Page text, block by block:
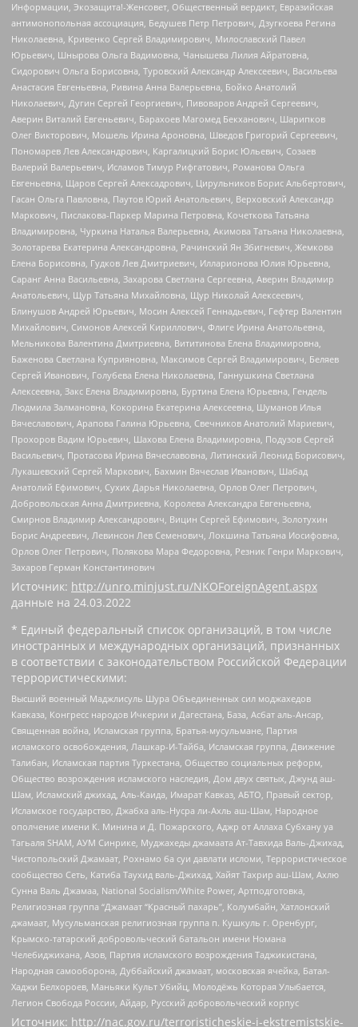
Информации, Экозащита!-Женсовет, Общественный вердикт, Евразийская
антимонопольная ассоциация, Бедушев Петр Петрович, Дзугкоева Регина
Николаевна, Кривенко Сергей Владимирович, Милославский Павел
Юрьевич, Шнырова Ольга Вадимовна, Чанышева Лилия Айратовна,
Сидорович Ольга Борисовна, Туровский Александр Алексеевич, Васильева
Анастасия Евгеньевна, Ривина Анна Валерьевна, Бойко Анатолий
Николаевич, Дугин Сергей Георгиевич, Пивоваров Андрей Сергеевич,
Аверин Виталий Евгеньевич, Барахоев Магомед Бекханович, Шарипков
Олег Викторович, Мошель Ирина Ароновна, Шведов Григорий Сергеевич,
Пономарев Лев Александрович, Каргалицкий Борис Юльевич, Созаев
Валерий Валерьевич, Исламов Тимур Рифгатович, Романова Ольга
Евгеньевна, Щаров Сергей Алексадрович, Цирульников Борис Альбертович,
Гасан Ольга Павловна, Паутов Юрий Анатольевич, Верховский Александр
Маркович, Пислакова-Паркер Марина Петровна, Кочеткова Татьяна
Владимировна, Чуркина Наталья Валерьевна, Акимова Татьяна Николаевна,
Золотарева Екатерина Александровна, Рачинский Ян Збигневич, Жемкова
Елена Борисовна, Гудков Лев Дмитриевич, Илларионова Юлия Юрьевна,
Саранг Анна Васильевна, Захарова Светлана Сергеевна, Аверин Владимир
Анатольевич, Щур Татьяна Михайловна, Щур Николай Алексеевич,
Блинушов Андрей Юрьевич, Мосин Алексей Геннадьевич, Гефтер Валентин
Михайлович, Симонов Алексей Кириллович, Флиге Ирина Анатольевна,
Мельникова Валентина Дмитриевна, Вититинова Елена Владимировна,
Баженова Светлана Куприяновна, Максимов Сергей Владимирович, Беляев
Сергей Иванович, Голубева Елена Николаевна, Ганнушкина Светлана
Алексеевна, Закс Елена Владимировна, Буртина Елена Юрьевна, Гендель
Людмила Залмановна, Кокорина Екатерина Алексеевна, Шуманов Илья
Вячеславович, Арапова Галина Юрьевна, Свечников Анатолий Мариевич,
Прохоров Вадим Юрьевич, Шахова Елена Владимировна, Подузов Сергей
Васильевич, Протасова Ирина Вячеславовна, Литинский Леонид Борисович,
Лукашевский Сергей Маркович, Бахмин Вячеслав Иванович, Шабад
Анатолий Ефимович, Сухих Дарья Николаевна, Орлов Олег Петрович,
Добровольская Анна Дмитриевна, Королева Александра Евгеньевна,
Смирнов Владимир Александрович, Вицин Сергей Ефимович, Золотухин
Борис Андреевич, Левинсон Лев Семенович, Локшина Татьяна Иосифовна,
Орлов Олег Петрович, Полякова Мара Федоровна, Резник Генри Маркович,
Захаров Герман Константинович
Источник: http://unro.minjust.ru/NKOForeignAgent.aspx
данные на 24.03.2022
* Единый федеральный список организаций, в том числе
иностранных и международных организаций, признанных
в соответствии с законодательством Российской Федерации
террористическими:
Высший военный Маджлисуль Шура Объединенных сил моджахедов
Кавказа, Конгресс народов Ичкерии и Дагестана, База, Асбат аль-Ансар,
Священная война, Исламская группа, Братья-мусульмане, Партия
исламского освобождения, Лашкар-И-Тайба, Исламская группа, Движение
Талибан, Исламская партия Туркестана, Общество социальных реформ,
Общество возрождения исламского наследия, Дом двух святых, Джунд аш-
Шам, Исламский джихад, Аль-Каида, Имарат Кавказ, АБТО, Правый сектор,
Исламское государство, Джабха аль-Нусра ли-Ахль аш-Шам, Народное
ополчение имени К. Минина и Д. Пожарского, Аджр от Аллаха Субхану уа
Тагьаля SHAM, АУМ Синрике, Муджахеды джамаата Ат-Тавхида Валь-Джихад,
Чистопольский Джамаат, Рохнамо ба суи давлати исломи, Террористическое
сообщество Сеть, Катиба Таухид валь-Джихад, Хайят Тахрир аш-Шам, Ахлю
Сунна Валь Джамаа, National Socialism/White Power, Артподготовка,
Религиозная группа “Джамаат “Красный пахарь”, Колумбайн, Хатлонский
джамаат, Мусульманская религиозная группа п. Кушкуль г. Оренбург,
Крымско-татарский добровольческий батальон имени Номана
Челебиджихана, Азов, Партия исламского возрождения Таджикистана,
Народная самооборона, Дуббайский джамаат, московская ячейка, Батал-
Хаджи Белхороев, Маньяки Культ Убийц, Молодёжь Которая Улыбается,
Легион Свобода России, Айдар, Русский добровольческий корпус
Источник: http://nac.gov.ru/terroristicheskie-i-ekstremistskie-